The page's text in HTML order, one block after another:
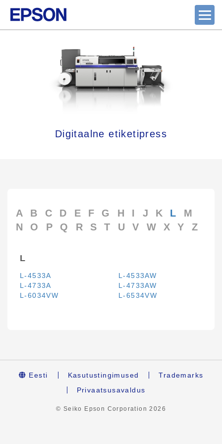
Digitaalne etiketipress
A B C D E F G H I J K L
M
N
O P Q R S T U V W X Y Z
L
L-4533A
L-4533AW
L-4733A
L-4733AW
L-6034VW
L-6534VW
Eesti Kasutustingimused
Trademarks
Privaatsusavaldus
© Seiko Epson Corporation2026